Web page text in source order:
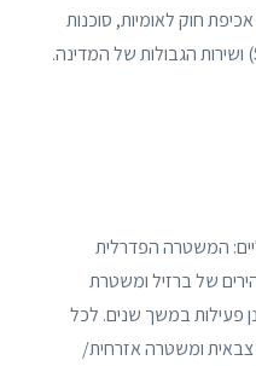
חוק לאומיות, סוכנות
המשטרה הפדרלית
של ברזיל ומשטרת
פעילות במשך שנים. לכל
ומשטרה אזרחית/